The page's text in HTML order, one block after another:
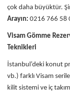
çok daha büyüktür.
Arayın: 0216 766 58
Visam Gömme
Teknikleri
İstanbul’deki konut
vb.) farklı Visam
kilit sistemi ve iç takım